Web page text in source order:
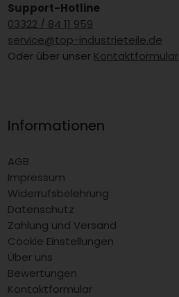
Support-Hotline
03322 / 84 11 959
service@top-industrieteile.de
Oder über unser Kontaktformular
Informationen
AGB
Impressum
Widerrufsbelehrung
Datenschutz
Zahlung und Versand
Cookie Einstellungen
Über uns
Bewertungen
Kontaktformular